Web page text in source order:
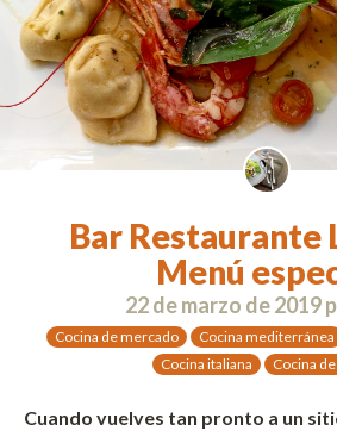
Bar Restaurante
Menú
22 de marzo de 2019
Cocina de mercado Cocina mediterránea
Cocina italiana
Cocina
Cuando vuelves tan pronto a un